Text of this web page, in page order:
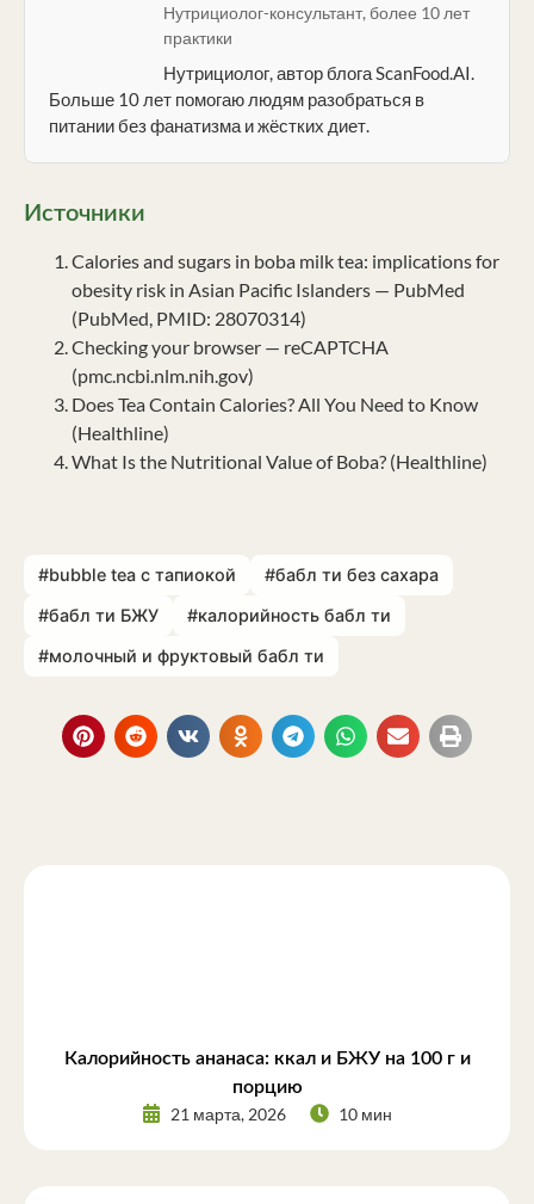
Нутрициолог-консультант, более 10 лет
практики
Нутрициолог, автор блога ScanFood.AI.
Больше 10 лет помогаю людям разобраться в
питании без фанатизма и жёстких диет.
Источники
Calories and sugars in boba milk tea: implications for
obesity risk in Asian Pacific Islanders — PubMed
(PubMed, PMID: 28070314)
Checking your browser — reCAPTCHA
(pmc.ncbi.nlm.nih.gov)
Does Tea Contain Calories? All You Need to Know
(Healthline)
What Is the Nutritional Value of Boba? (Healthline)
#bubble tea с тапиокой
#бабл ти без сахара
#бабл ти БЖУ
#калорийность бабл ти
#молочный и фруктовый бабл ти
Калорийность ананаса: ккал и БЖУ на 100 г и
порцию
21 марта, 2026 10 мин